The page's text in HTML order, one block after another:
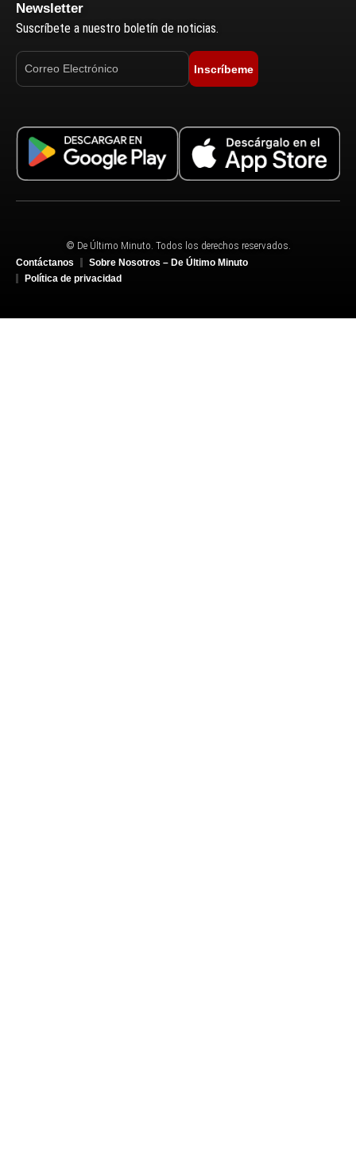
Newsletter
Suscríbete a nuestro boletín de noticias.
Inscríbeme
© De Último Minuto. Todos los derechos reservados.
Contáctanos
Sobre Nosotros – De Último Minuto
Política de privacidad